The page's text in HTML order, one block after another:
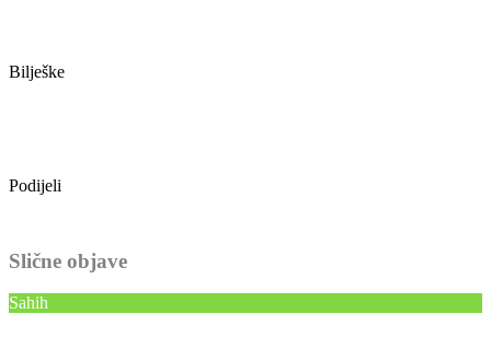
Bilješke
Podijeli
Slične objave
Sahih